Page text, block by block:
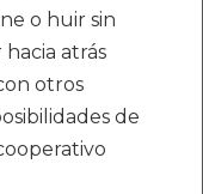
o huir sin
atrás
otros
de